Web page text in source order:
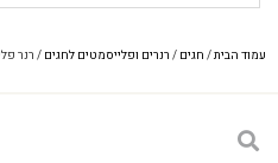
עמוד הבית/ חגים / רנרים ופלייסמטים לחגים / רנר